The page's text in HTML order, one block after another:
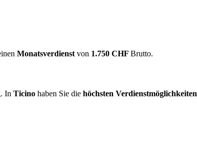
Monatsverdienst von 1.750 CHF Brutto.
In Ticino haben Sie die höchsten Verdienstmöglichkeiten